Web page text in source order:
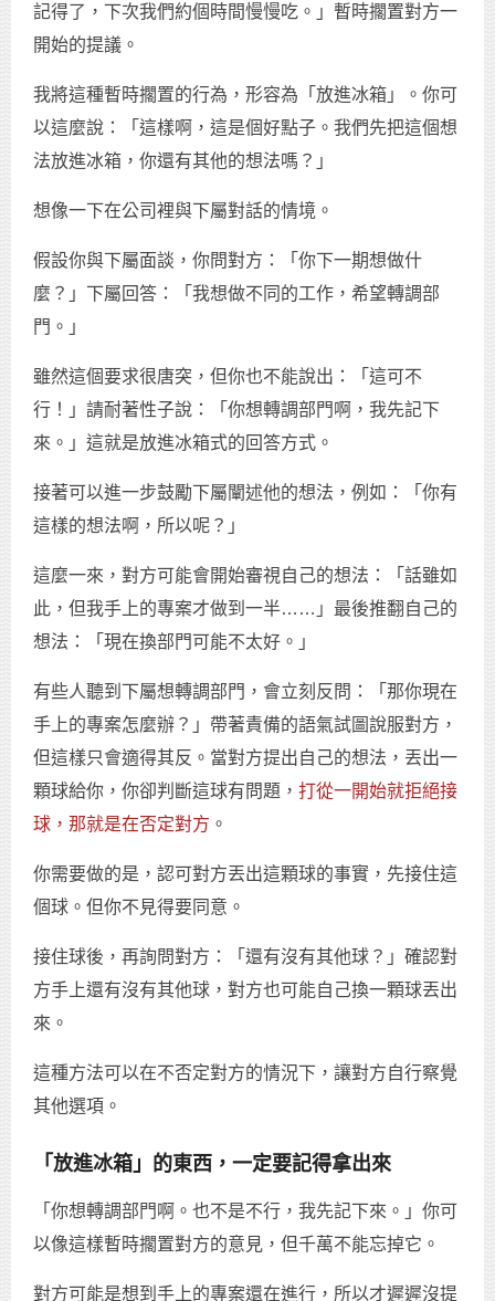
記得了，下次我們約個時間慢慢吃。」暫時擱置對方一
開始的提議。
我將這種暫時擱置的行為，形容為「放進冰箱」。你可
以這麼說：「這樣啊，這是個好點子。我們先把這個想
法放進冰箱，你還有其他的想法嗎？」
想像一下在公司裡與下屬對話的情境。
假設你與下屬面談，你問對方：「你下一期想做什
麼？」下屬回答：「我想做不同的工作，希望轉調部
門。」
雖然這個要求很唐突，但你也不能說出：「這可不
行！」請耐著性子說：「你想轉調部門啊，我先記下
來。」這就是放進冰箱式的回答方式。
接著可以進一步鼓勵下屬闡述他的想法，例如：「你有
這樣的想法啊，所以呢？」
這麼一來，對方可能會開始審視自己的想法：「話雖如
此，但我手上的專案才做到一半……」最後推翻自己的
想法：「現在換部門可能不太好。」
有些人聽到下屬想轉調部門，會立刻反問：「那你現在
手上的專案怎麼辦？」帶著責備的語氣試圖說服對方，
但這樣只會適得其反。當對方提出自己的想法，丟出一
顆球給你，你卻判斷這球有問題， 打從一開始就拒絕接
球，那就是在否定對方 。
你需要做的是，認可對方丟出這顆球的事實，先接住這
個球。但你不見得要同意。
接住球後，再詢問對方：「還有沒有其他球？」確認對
方手上還有沒有其他球，對方也可能自己換一顆球丟出
來。
這種方法可以在不否定對方的情況下，讓對方自行察覺
其他選項。
「放進冰箱」的東西，一定要記得拿出來
「你想轉調部門啊。也不是不行，我先記下來。」你可
以像這樣暫時擱置對方的意見，但千萬不能忘掉它。
對方可能是想到手上的專案還在進行，所以才遲遲沒提